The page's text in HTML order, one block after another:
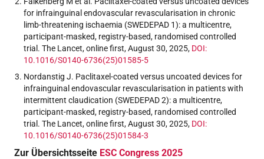
for infrainguinal endovascular revascularisation in chronic
limb-threatening ischaemia (SWEDEPAD 1): a multicentre,
participant-masked, registry-based, randomised controlled
trial. The Lancet, online first, August 30, 2025, DOI:
10.1016/S0140-6736(25)01585-5
Nordanstig J. Paclitaxel-coated versus uncoated devices for
infrainguinal endovascular revascularisation in patients with
intermittent claudication (SWEDEPAD 2): a multicentre,
participant-masked, registry-based, randomised controlled
trial. The Lancet, online first, August 30, 2025, DOI:
10.1016/S0140-6736(25)01584-3
Zur Übersichtsseite ESC Congress 2025